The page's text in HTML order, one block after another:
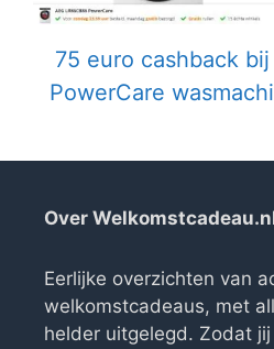
75 euro cashback bij
PowerCare
Over
Eerlijke overzichten van
welkomstcadeaus, met
helder uitgelegd. Zodat